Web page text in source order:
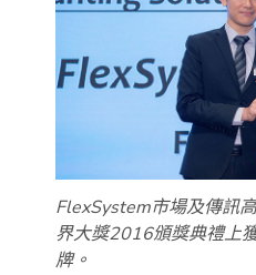
FlexSystem市場及傳訊
界大獎2016頒獎典禮上
牌。